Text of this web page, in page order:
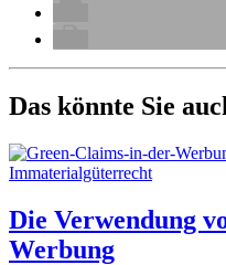
Das könnte Sie
Immaterialgüterrecht
Die Verwendung
Werbung